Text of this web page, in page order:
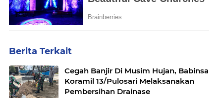
Berita Terkait
Cegah Banjir Di Musim Hujan, Babinsa
Koramil 13/Pulosari Melaksanakan
Pembersihan Drainase